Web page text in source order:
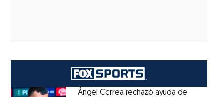
Ángel Correa rechazó ayuda de